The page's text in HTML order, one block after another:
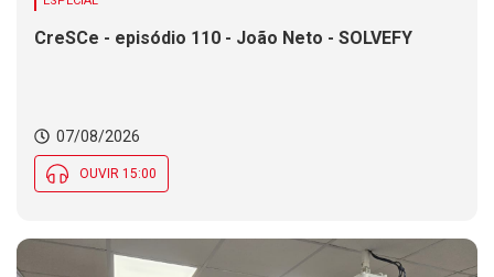
CreSCe - episódio 110 - João Neto - SOLVEFY
07/08/2026
OUVIR 15:00